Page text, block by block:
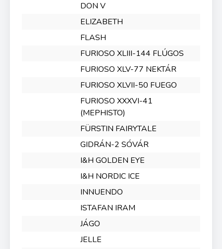
DON V
ELIZABETH
FLASH
FURIOSO XLIII-144 FLÚGOS
FURIOSO XLV-77 NEKTÁR
FURIOSO XLVII-50 FUEGO
FURIOSO XXXVI-41
(MEPHISTO)
FÜRSTIN FAIRYTALE
GIDRÁN-2 SÓVÁR
I&H GOLDEN EYE
I&H NORDIC ICE
INNUENDO
ISTAFAN IRAM
JÁGO
JELLE